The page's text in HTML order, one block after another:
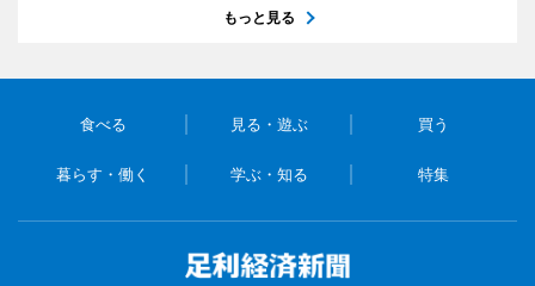
もっと見る
食べる 見る・遊ぶ 買う
暮らす・働く 学ぶ・知る 特集